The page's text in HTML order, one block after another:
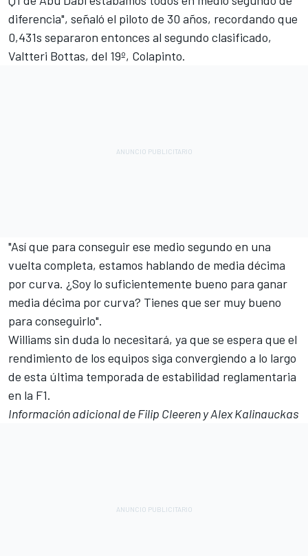
diferencia", señaló el piloto de 30 años, recordando que
0,431s separaron entonces al segundo clasificado,
Valtteri Bottas, del 19º, Colapinto.
"Así que para conseguir ese medio segundo en una
vuelta completa, estamos hablando de media décima
por curva. ¿Soy lo suficientemente bueno para ganar
media décima por curva? Tienes que ser muy bueno
para conseguirlo".
Williams sin duda lo necesitará, ya que se espera que el
rendimiento de los equipos siga convergiendo a lo largo
de esta última temporada de estabilidad reglamentaria
en la F1.
Información adicional de Filip Cleeren y Alex Kalinauckas